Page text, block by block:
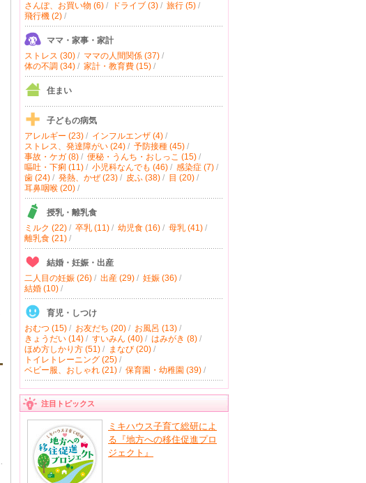
さんぽ、お買い物 (6)/ ドライブ (3)/ 旅行 (5)/
飛行機 (2)/
ママ・家事・家計
ストレス (30)/ ママの人間関係 (37)/
体の不調 (34)/ 家計・教育費 (15)/
住まい
子どもの病気
アレルギー (23)/ インフルエンザ (4)/
ストレス、発達障がい (24)/ 予防接種 (45)/
事故・ケガ (8)/ 便秘・うんち・おしっこ (15)/
嘔吐・下痢 (11)/ 小児科なんでも (46)/ 感染症 (7)/
歯 (24)/ 発熱、かぜ (23)/ 皮ふ (38)/ 目 (20)/
耳鼻咽喉 (20)/
授乳・離乳食
ミルク (22)/ 卒乳 (11)/ 幼児食 (16)/ 母乳 (41)/
離乳食 (21)/
結婚・妊娠・出産
二人目の妊娠 (26)/ 出産 (29)/ 妊娠 (36)/
結婚 (10)/
育児・しつけ
おむつ (15)/ お友だち (20)/ お風呂 (13)/
きょうだい (14)/ すいみん (40)/ はみがき (8)/
ほめ方しかり方 (51)/ まなび (20)/
トイレトレーニング (25)/
ベビー服、おしゃれ (21)/ 保育園・幼稚園 (39)/
注目トピックス
ミキハウス子育て総研によ
る『地方への移住促進プロ
ジェクト』